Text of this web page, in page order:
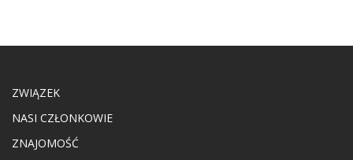
ZWIĄZEK
NASI CZŁONKOWIE
ZNAJOMOŚĆ